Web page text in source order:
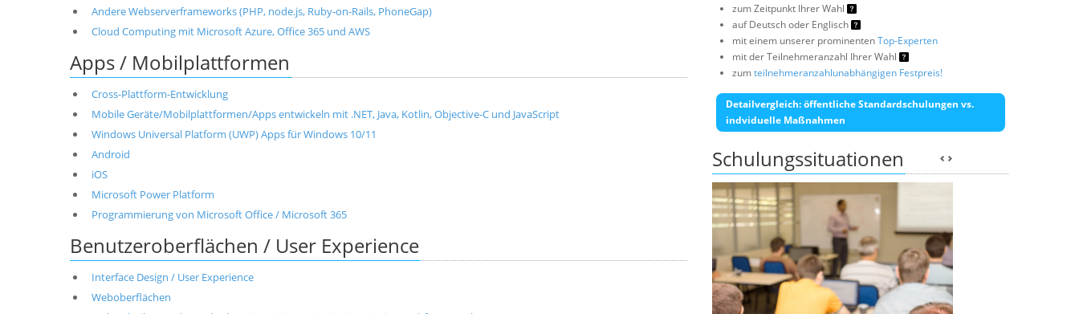
Andere Webserverframeworks (PHP, node.js, Ruby-on-Rails, PhoneGap)
Cloud Computing mit Microsoft Azure, Office 365 und AWS
Apps / Mobilplattformen
Cross-Plattform-Entwicklung
Mobile Geräte/Mobilplattformen/Apps entwickeln mit .NET, Java, Kotlin, Objective-C und JavaScript
Windows Universal Platform (UWP) Apps für Windows 10/11
Android
iOS
Microsoft Power Platform
Programmierung von Microsoft Office / Microsoft 365
Benutzeroberflächen / User Experience
Interface Design / User Experience
Weboberflächen
zum Zeitpunkt Ihrer Wahl
auf Deutsch oder Englisch
mit einem unserer prominentenTop-Experten
mit der Teilnehmeranzahl Ihrer Wahl
zumteilnehmeranzahlunabhängigen Festpreis!
Detailvergleich: öffentliche Standardschulungen vs.
indviduelle Maßnahmen
Schulungssituationen